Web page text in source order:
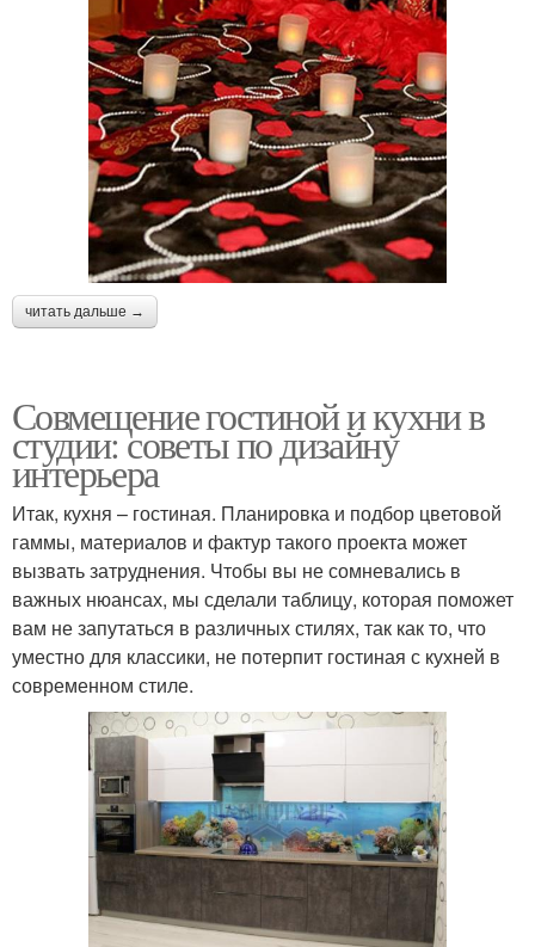
читать дальше →
Совмещение гостиной и кухни в
студии: советы по дизайну
интерьера
Итак, кухня – гостиная. Планировка и подбор цветовой
гаммы, материалов и фактур такого проекта может
вызвать затруднения. Чтобы вы не сомневались в
важных нюансах, мы сделали таблицу, которая поможет
вам не запутаться в различных стилях, так как то, что
уместно для классики, не потерпит гостиная с кухней в
современном стиле.